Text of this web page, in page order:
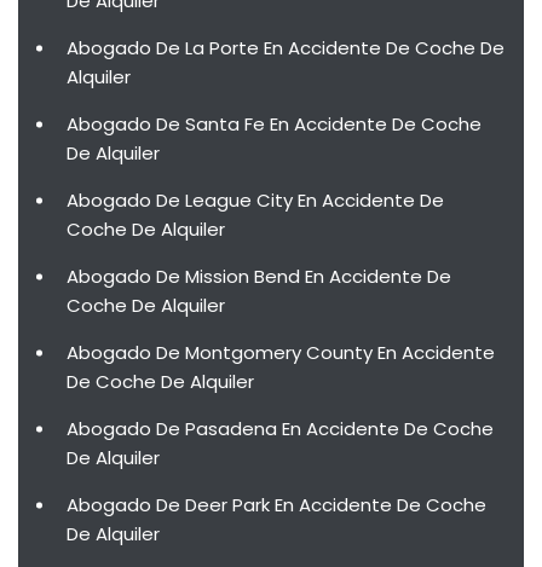
Abogado De La Porte En Accidente De Coche De
Alquiler
Abogado De Santa Fe En Accidente De Coche
De Alquiler
Abogado De League City En Accidente De
Coche De Alquiler
Abogado De Mission Bend En Accidente De
Coche De Alquiler
Abogado De Montgomery County En Accidente
De Coche De Alquiler
Abogado De Pasadena En Accidente De Coche
De Alquiler
Abogado De Deer Park En Accidente De Coche
De Alquiler